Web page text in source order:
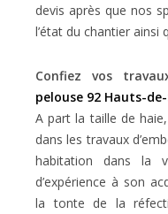
devis après que nos
l’état du chantier ainsi
Confiez vos
pelouse 92 Hauts-
A part la taille de
dans les travaux
habitation dans la
d’expérience à son
la tonte de la